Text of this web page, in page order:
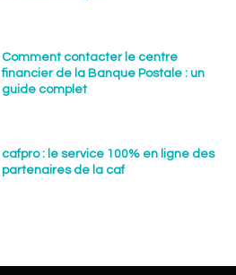
Comment contacter le centre
financier de la Banque Postale : un
guide complet
cafpro : le service 100% en ligne des
partenaires de la caf